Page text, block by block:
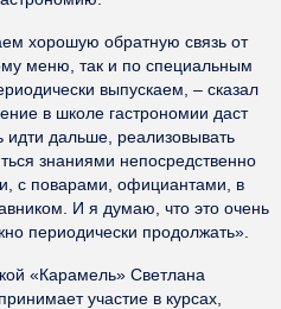
хорошую обратную связь от
меню, так и по специальным
выпускаем, – сказал
в школе гастрономии даст
дальше, реализовывать
знаниями непосредственно
с поварами, официантами, в
И я думаю, что это очень
периодически продолжать».
«Карамель» Светлана
участие в курсах,